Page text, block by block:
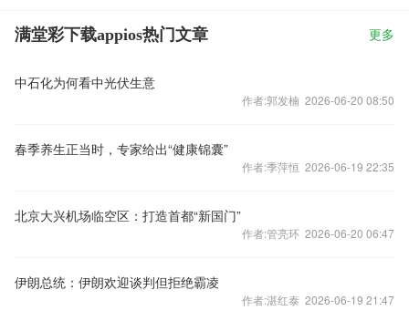
满堂彩下载appios热门文章 更多
中石化为何看中光伏生意
作者:郭发楠 2026-06-20 08:50
春季养生正当时，专家给出“健康锦囊”
作者:季萍恒 2026-06-19 22:35
北京大兴机场临空区：打造首都“新国门”
作者:管亮环 2026-06-20 06:47
伊朗总统：伊朗欢迎谈判但拒绝霸凌
作者:湛红泰 2026-06-19 21:47